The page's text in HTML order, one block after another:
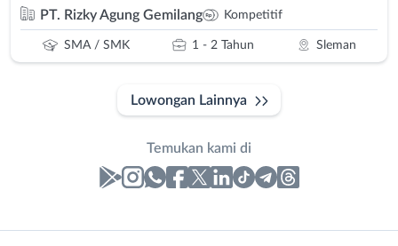
PT. Rizky Agung Gemilang Kompetitif
SMA / SMK 1 - 2 Tahun Sleman
Lowongan Lainnya
Temukan kami di